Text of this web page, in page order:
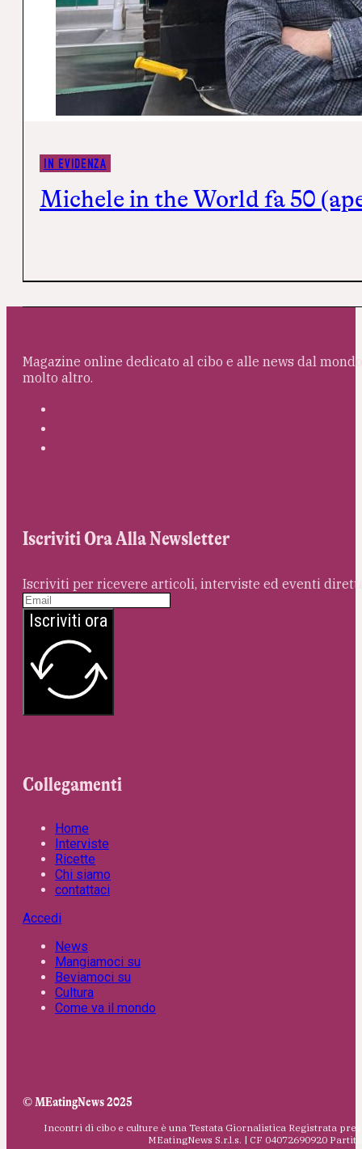
IN EVIDENZA
Michele in the World fa 50
Magazine online dedicato al cibo e alle news dal
molto altro.
Iscriviti Ora Alla Newsletter
Iscriviti per ricevere articoli, interviste ed eventi
Iscriviti ora
Collegamenti
Home
Interviste
Ricette
Chi siamo
contattaci
Accedi
News
Mangiamoci su
Beviamoci su
Cultura
Come va il mondo
© MEatingNews 2025
Incontri di cibo e culture è una Testata Giornalistica Registrata
MEatingNews S.r.l.s. | CF 04072690920